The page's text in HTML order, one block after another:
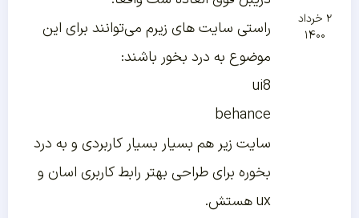
۲ خرداد
۱۴۰۰
راستی سایت های زیرم می‌توانند برای این
موضوع به درد بخور باشند:
ui8
behance
سایت زیر هم بسیار بسیار کاربردی و به درد
بخوره برای طراحی بهتر رابط کاربری اسان و
ux هستش.